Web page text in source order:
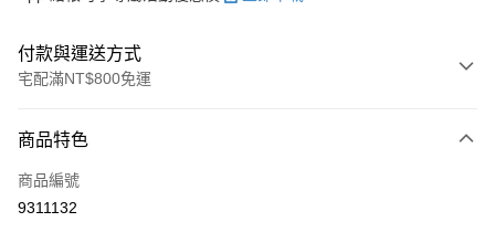
付款與運送方式
宅配滿NT$800免運
信用卡一次付款
LINE Pay
商品特色
商品編號
9311132